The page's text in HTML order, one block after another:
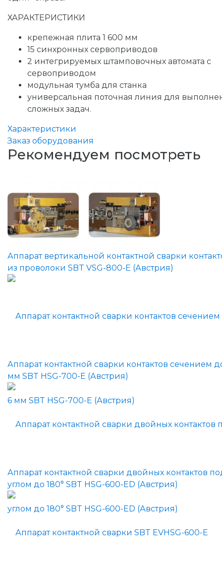
ХАРАКТЕРИСТИКИ
крепежная плита 1 600 мм
15 синхронных сервоприводов
2 интегрируемых штамповочных автомата с
сервоприводом
модульная тумба для станка
универсальная поточная линия для
сложных задач.
Характеристики
Заказ оборудования
Рекомендуем посмотреть
Аппарат вертикальной контактной сварки
из проволоки SBT VSG-800-E (Австрия)
Аппарат контактной сварки контактов сечением
мм SBT HSG-700-E (Австрия)
Аппарат контактной сварки двойных контактов
углом до 180° SBT HSG-600-ED (Австрия)